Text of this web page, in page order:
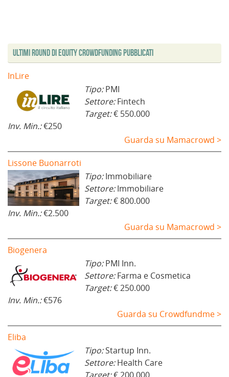
i
n
e
s
r
)
a
)
)
Ultimi Round di Equity Crowdfunding Pubblicati
InLire
Tipo:PMI
Settore:Fintech
Target:€ 550.000
Inv. Min.:€250
Guarda su Mamacrowd >
Lissone Buonarroti
Tipo:Immobiliare
Settore:Immobiliare
Target:€ 800.000
Inv. Min.:€2.500
Guarda su Mamacrowd >
Biogenera
Tipo:PMI Inn.
Settore:Farma e Cosmetica
Target:€ 250.000
Inv. Min.:€576
Guarda su Crowdfundme >
Eliba
Tipo:Startup Inn.
Settore:Health Care